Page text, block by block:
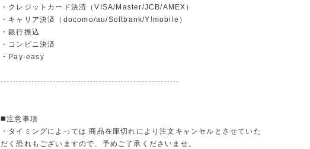
・クレジットカード決済（VISA/Master/JCB/AMEX）
・キャリア決済（docomo/au/Softbank/Y!mobile）
・銀行振込
・コンビニ決済
・Pay-easy
----------------------------------------------------------
◼️注意事項
・タイミングによっては 商品在庫切れにより注文キャンセルとさせていた
だく恐れもございますので、予めご了承くださいませ。